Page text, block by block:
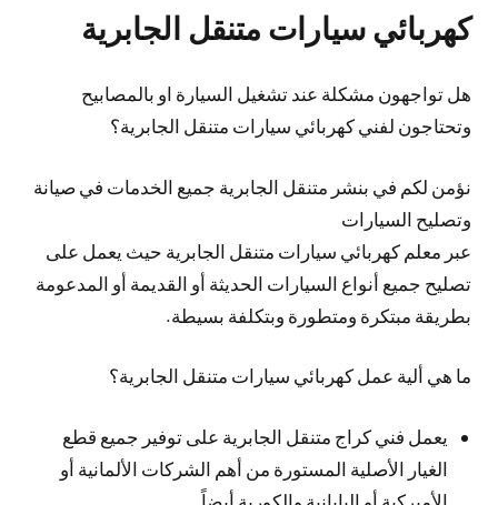
كهربائي سيارات متنقل الجابرية
هل تواجهون مشكلة عند تشغيل السيارة او بالمصابيح
وتحتاجون لفني كهربائي سيارات متنقل الجابرية؟
نؤمن لكم في بنشر متنقل الجابرية جميع الخدمات في صيانة
وتصليح السيارات
عبر معلم كهربائي سيارات متنقل الجابرية حيث يعمل على
تصليح جميع أنواع السيارات الحديثة أو القديمة أو المدعومة
بطريقة مبتكرة ومتطورة وبتكلفة بسيطة.
ما هي ألية عمل كهربائي سيارات متنقل الجابرية؟
يعمل فني كراج متنقل الجابرية على توفير جميع قطع
الغيار الأصلية المستورة من أهم الشركات الألمانية أو
الأميركية أو اليابانية والكورية أيضاً.